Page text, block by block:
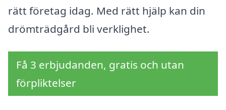
rätt företag idag. Med rätt hjälp kan din
drömträdgård bli verklighet.
Få 3 erbjudanden, gratis och utan
förpliktelser